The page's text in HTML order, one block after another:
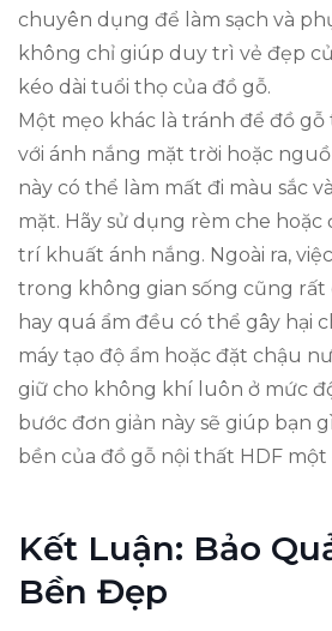
chuyên dụng để làm sạch và
không chỉ giúp duy trì vẻ đẹp
kéo dài tuổi thọ của đồ gỗ.
Một mẹo khác là tránh để đồ
với ánh nắng mặt trời hoặc
này có thể làm mất đi màu sắc
mặt. Hãy sử dụng rèm che hoặc
trí khuất ánh nắng. Ngoài ra,
trong không gian sống cũng rất
hay quá ẩm đều có thể gây hại
máy tạo độ ẩm hoặc đặt chậu
giữ cho không khí luôn ở mức
bước đơn giản này sẽ giúp bạn
bền của đồ gỗ nội thất HDF
Kết Luận: Bảo
Bền Đẹp